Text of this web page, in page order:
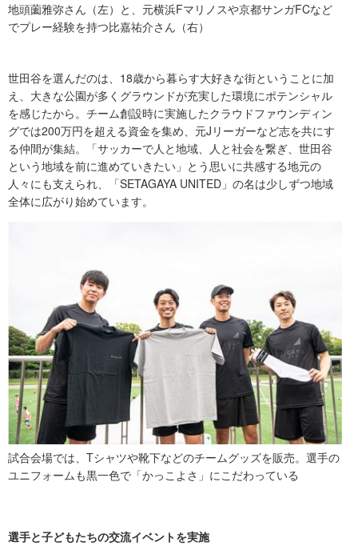
地頭薗雅弥さん（左）と、元横浜Fマリノスや京都サンガFCなど
でプレー経験を持つ比嘉祐介さん（右）
世田谷を選んだのは、18歳から暮らす大好きな街ということに加
え、大きな公園が多くグラウンドが充実した環境にポテンシャル
を感じたから。チーム創設時に実施したクラウドファウンディン
グでは200万円を超える資金を集め、元Jリーガーなど志を共にす
る仲間が集結。「サッカーで人と地域、人と社会を繋ぎ、世田谷
という地域を前に進めていきたい」とう思いに共感する地元の
人々にも支えられ、「SETAGAYA UNITED」の名は少しずつ地域
全体に広がり始めています。
試合会場では、Tシャツや靴下などのチームグッズを販売。選手の
ユニフォームも黒一色で「かっこよさ」にこだわっている
選手と子どもたちの交流イベントを実施